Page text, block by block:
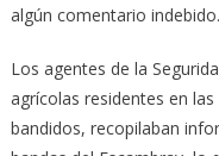
algún comentario indebido.
Los agentes de la
agrícolas residentes en
bandidos, recopilaban